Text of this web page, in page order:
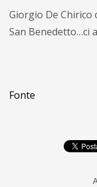
Giorgio De
San Benedetto…ci
Fonte